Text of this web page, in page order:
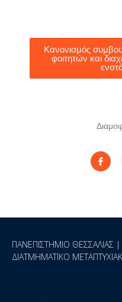
Κανονισμός
φοιτητών και
ΠΑΝΕΠΙΣΤΗΜΙΟ ΘΕΣΣΑΛΙΑΣ
ΔΙΑΤΜΗΜΑΤΙΚΟ